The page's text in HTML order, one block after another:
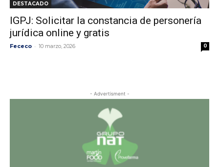
DESTACADO
IGPJ: Solicitar la constancia de personería
jurídica online y gratis
Fececo - 10 marzo, 2026 0
- Advertisment -